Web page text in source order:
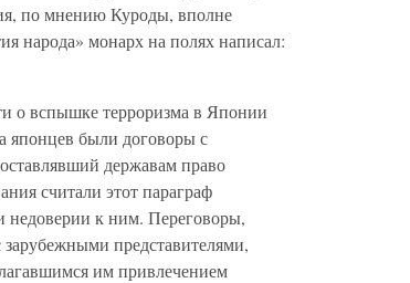
по мнению Куроды, вполне
народа» монарх на полях написал:
о вспышке терроризма в Японии
японцев были договоры с
державам право
считали этот параграф
недоверии к ним. Переговоры,
представителями,
им привлечением